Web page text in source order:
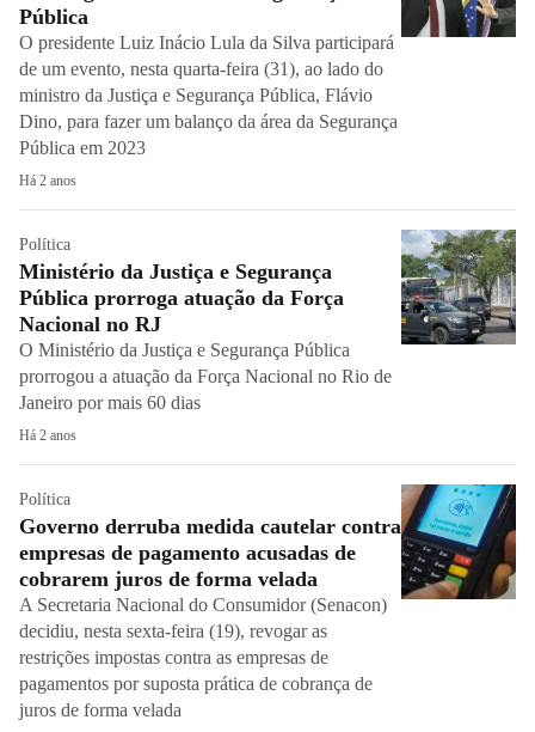
Pública
O presidente Luiz Inácio Lula da Silva participará
de um evento, nesta quarta-feira (31), ao lado do
ministro da Justiça e Segurança Pública, Flávio
Dino, para fazer um balanço da área da Segurança
Pública em 2023
Há 2 anos
Política
Ministério da Justiça e Segurança
Pública prorroga atuação da Força
Nacional no RJ
O Ministério da Justiça e Segurança Pública
prorrogou a atuação da Força Nacional no Rio de
Janeiro por mais 60 dias
Há 2 anos
Política
Governo derruba medida cautelar contra
empresas de pagamento acusadas de
cobrarem juros de forma velada
A Secretaria Nacional do Consumidor (Senacon)
decidiu, nesta sexta-feira (19), revogar as
restrições impostas contra as empresas de
pagamentos por suposta prática de cobrança de
juros de forma velada